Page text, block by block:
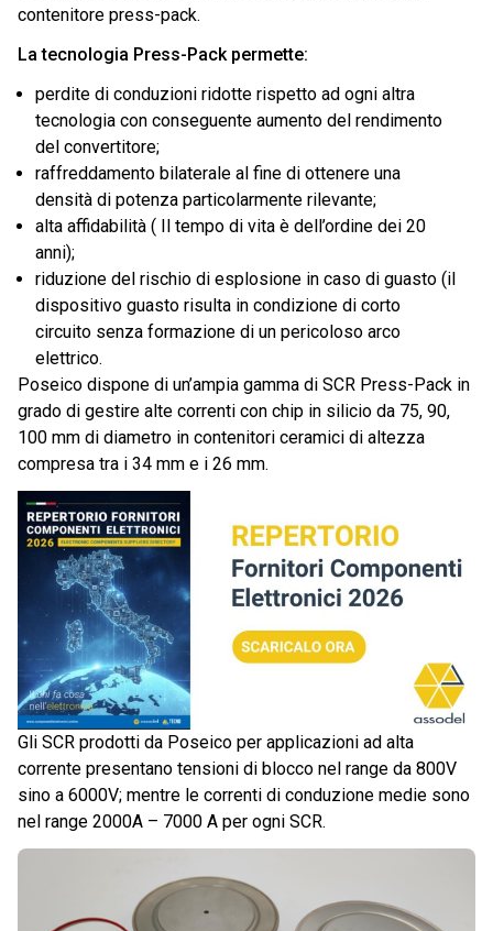
contenitore press-pack.
La tecnologia Press-Pack permette:
perdite di conduzioni ridotte rispetto ad ogni altra
tecnologia con conseguente aumento del rendimento
del convertitore;
raffreddamento bilaterale al fine di ottenere una
densità di potenza particolarmente rilevante;
alta affidabilità ( Il tempo di vita è dell’ordine dei 20
anni);
riduzione del rischio di esplosione in caso di guasto (il
dispositivo guasto risulta in condizione di corto
circuito senza formazione di un pericoloso arco
elettrico.
Poseico dispone di un’ampia gamma di SCR Press-Pack in
grado di gestire alte correnti con chip in silicio da 75, 90,
100 mm di diametro in contenitori ceramici di altezza
compresa tra i 34 mm e i 26 mm.
Gli SCR prodotti da Poseico per applicazioni ad alta
corrente presentano tensioni di blocco nel range da 800V
sino a 6000V; mentre le correnti di conduzione medie sono
nel range 2000A – 7000 A per ogni SCR.